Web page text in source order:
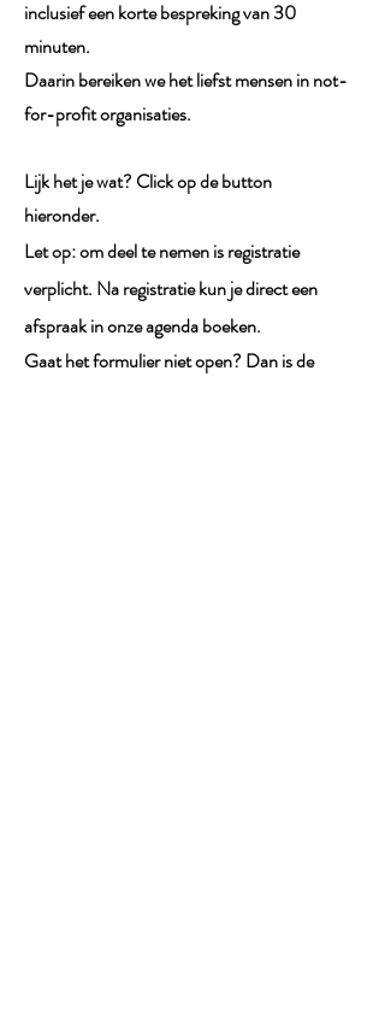
inclusief een korte bespreking van 30
minuten.
Daarin bereiken we het liefst mensen in not-
for-profit organisaties.
Lijk het je wat? Click op de button
hieronder.
Let op: om deel te nemen is registratie
verplicht. Naregistratiekun je direct een
afspraak in onze agenda boeken.
Gaat het formulier niet open? Dan is de